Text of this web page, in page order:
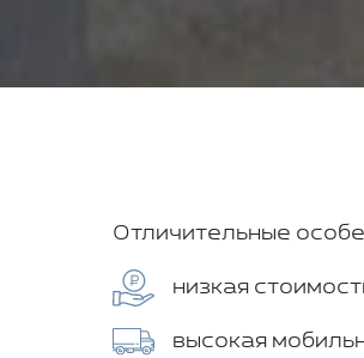
Отличительные
низкая
высокая